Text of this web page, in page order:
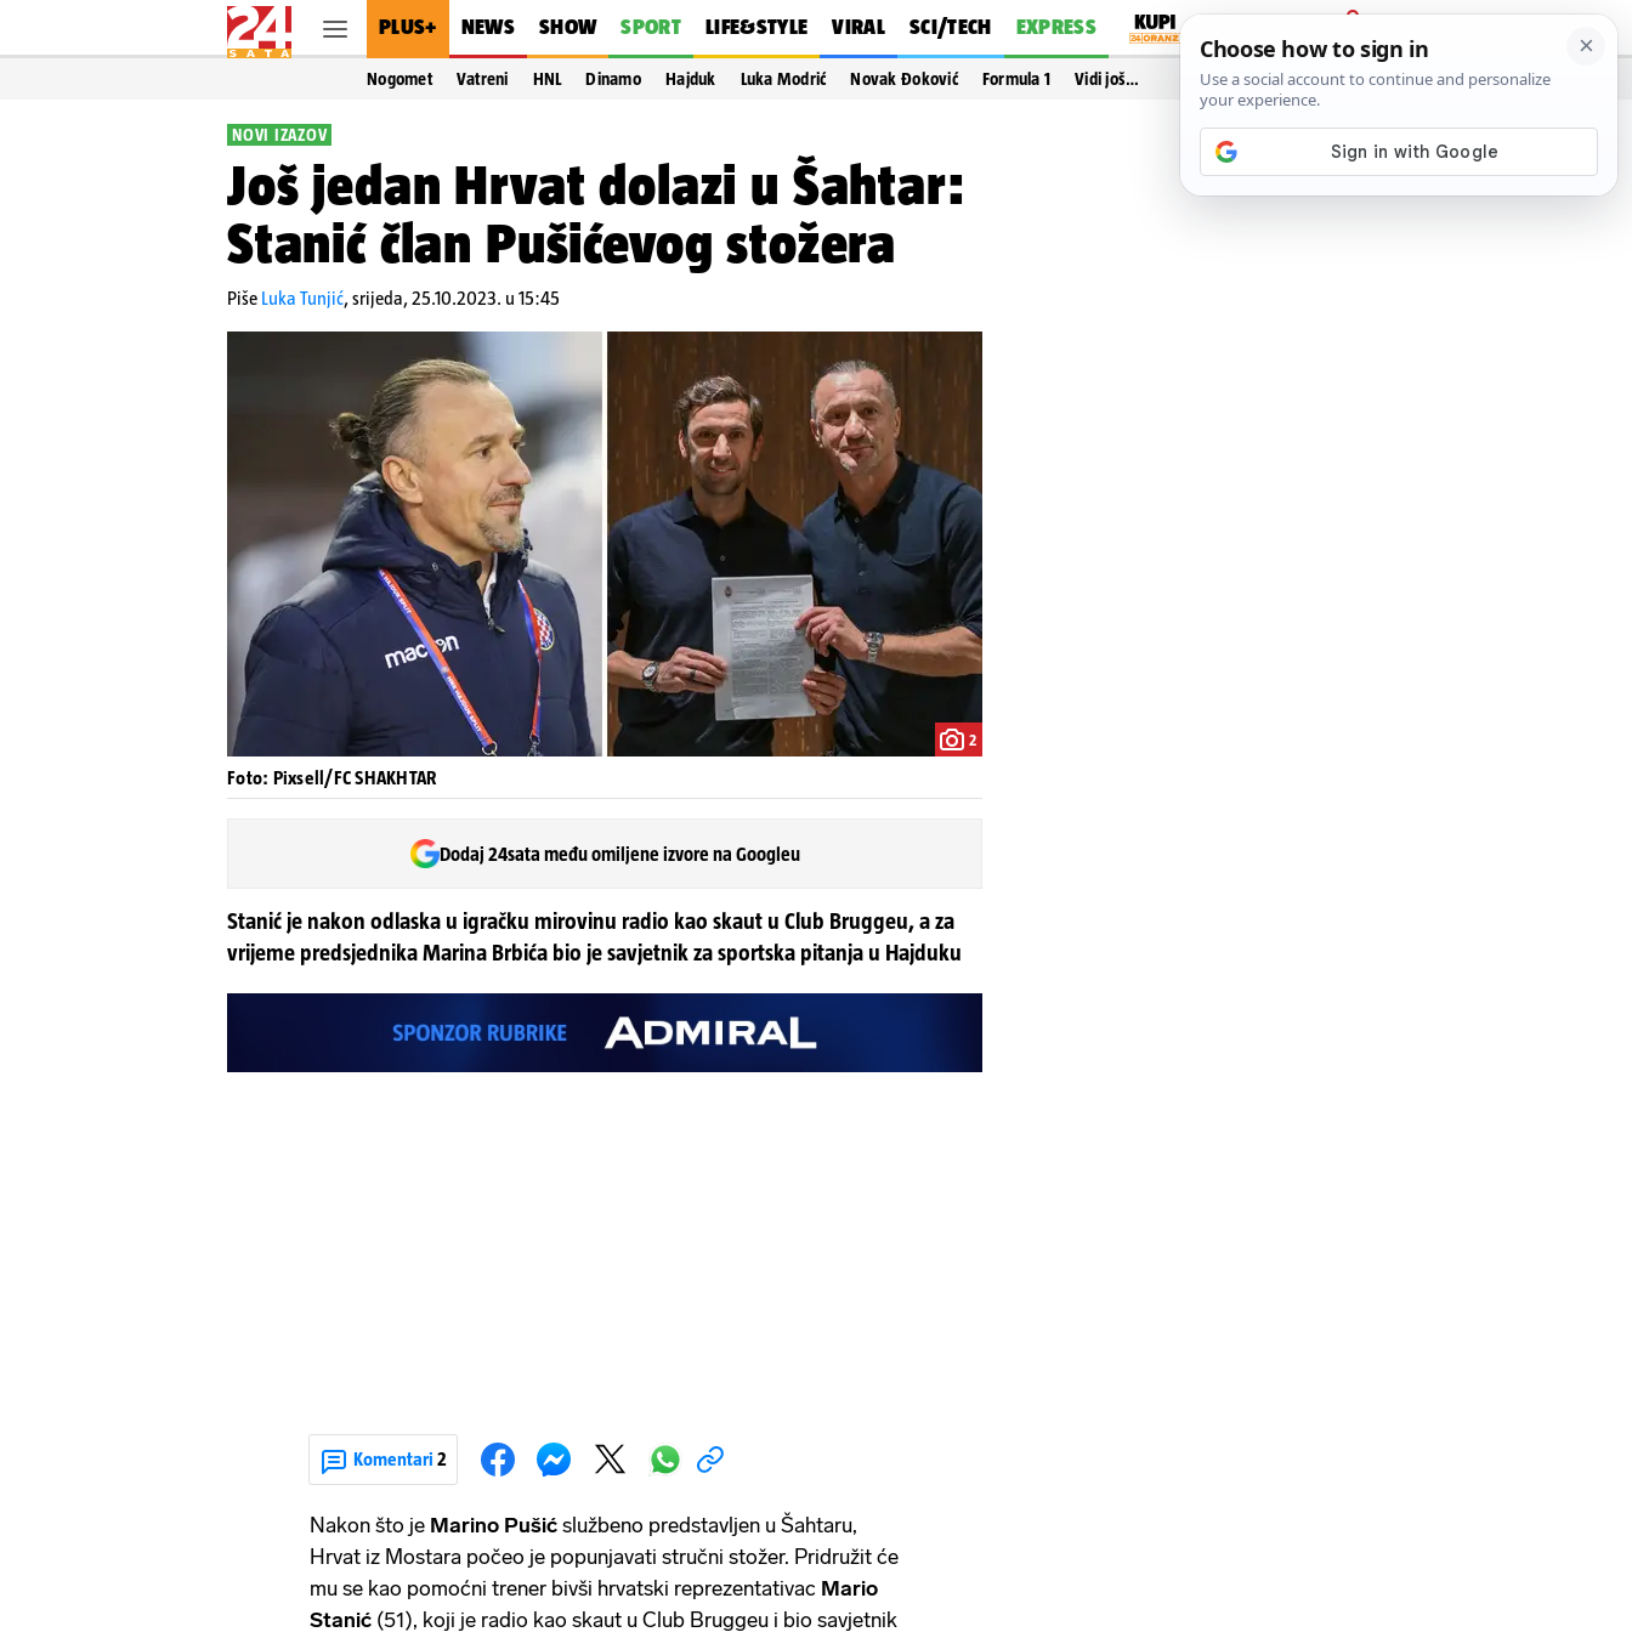
PLUS+ NEWS SHOW SPORT LIFE&STYLE VIRAL SCI/TECH EXPRESS
PRIJAVA
Nogomet Vatreni HNL Dinamo Hajduk Luka Modrić Novak Đoković Formula 1 Vidi još…
NOVI IZAZOV
Još jedan Hrvat dolazi u Šahtar:
Stanić član Pušićevog stožera
Piše Luka Tunjić,srijeda, 25.10.2023. u 15:45
2
Foto: Pixsell/FC SHAKHTAR
Dodaj 24sata među omiljene izvore na Googleu
Stanić je nakon odlaska u igračku mirovinu radio kao skaut u Club Bruggeu, a za
vrijeme predsjednika Marina Brbića bio je savjetnik za sportska pitanja u Hajduku
Komentari 2
Nakon što je Marino Pušić službeno predstavljen u Šahtaru,
Hrvat iz Mostara počeo je popunjavati stručni stožer. Pridružit će
mu se kao pomoćni trener bivši hrvatski reprezentativac Mario
Stanić (51), koji je radio kao skaut u Club Bruggeu i bio savjetnik